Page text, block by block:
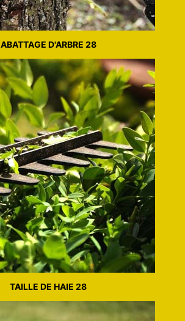
ABATTAGE D'ARBRE 28
TAILLE DE HAIE 28